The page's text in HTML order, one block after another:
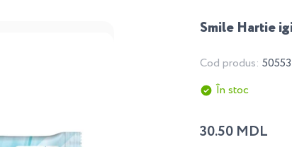
Smile Hartie
Cod produs: 50553
În stoc
30.50 MDL